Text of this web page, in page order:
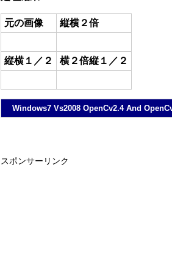
元の画像 縦横２倍
縦横１／２ 横２倍縦１／２
Windows7 Vs2008 OpenCv2.4 And
スポンサーリンク